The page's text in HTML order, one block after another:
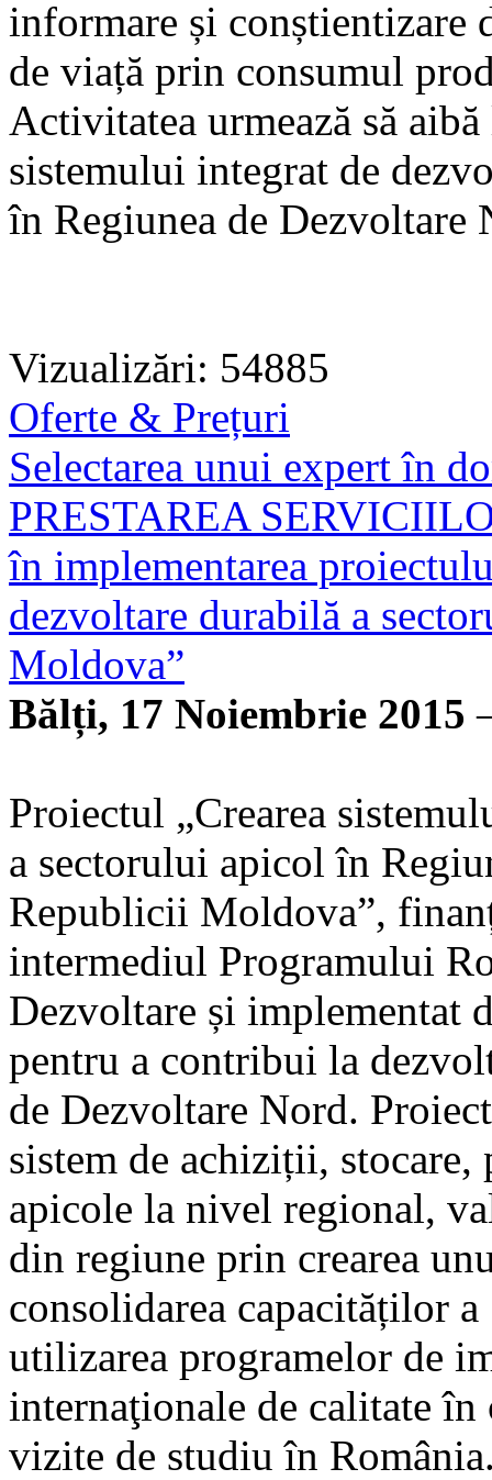
informare și conștientizare
de viață prin consumul
Activitatea urmează să
sistemului integrat de
în Regiunea de
Vizualizări: 54885
Oferte & Prețuri
Selectarea unui expert în
PRESTAREA
în implementarea
dezvoltare durabilă a
Moldova”
Bălți, 17 Noiembrie 2015
Proiectul „Crearea
a sectorului apicol în
Republicii Moldova”,
intermediul Programului
Dezvoltare și implementat
pentru a contribui la
de Dezvoltare Nord.
sistem de achiziții, stocare,
apicole la nivel regional,
din regiune prin crearea
consolidarea capacităților
utilizarea programelor de
internaţionale de calitate în
vizite de studiu în